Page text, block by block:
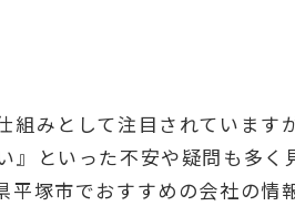
組みとして注目されています
』といった不安や疑問も多く
塚市でおすすめの会社の情